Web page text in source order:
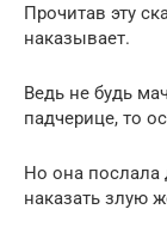
Прочитав эту
наказывает.
Ведь не будь
падчерице, то
Но она послала
наказать злую